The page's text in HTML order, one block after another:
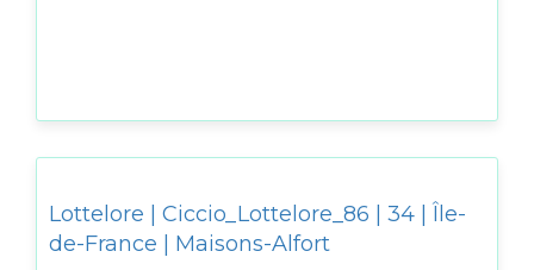
Lottelore | Ciccio_Lottelore_86 | 34 | Île-
de-France | Maisons-Alfort